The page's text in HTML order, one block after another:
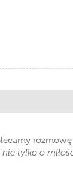
tylko o